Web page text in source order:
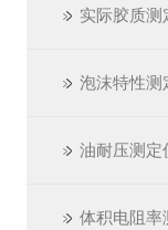
实际胶质测
泡沫特性测
油耐压测定
体积电阻率